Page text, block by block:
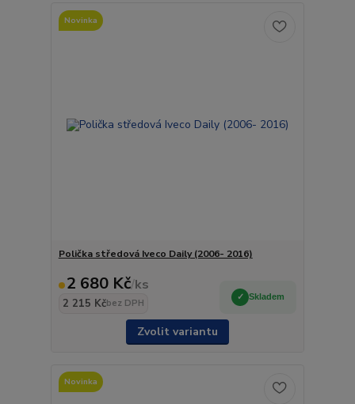
Novinka
Polička středová Iveco Daily (2006- 2016)
2 680 Kč/ks
2 215 Kčbez DPH
Skladem
Zvolit variantu
Novinka